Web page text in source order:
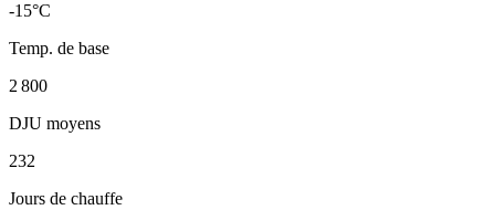
-15°C
Temp. de base
2 800
DJU moyens
232
Jours de chauffe